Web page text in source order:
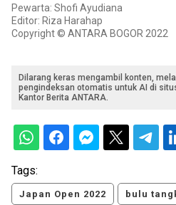
Pewarta: Shofi Ayudiana
Editor: Riza Harahap
Copyright © ANTARA BOGOR 2022
Dilarang keras mengambil konten,
pengindeksan otomatis untuk AI di
Kantor Berita ANTARA.
Tags:
Japan Open 2022 bulu